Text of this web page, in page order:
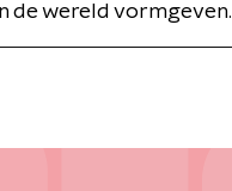
de wereld vormgeven.